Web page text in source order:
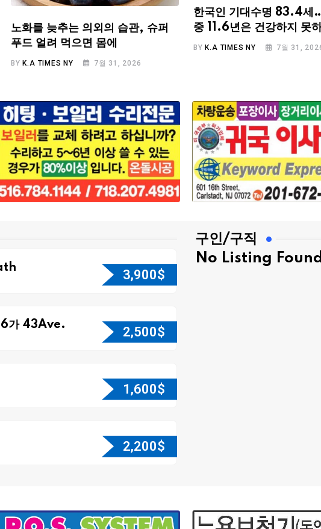
한국인 기대수명 83.4세
중 11.6년은 건강하지 못
BY K.A TIMES NY 7월 31,
노화를 늦추는 의외의 습관, 슈퍼
푸드 얼려 먹으면 몸에
BYK.A TIMES NY 7월 31, 2026
3,900$
가 43Ave. 2,500$
1,600$
2,200$
구인/구직
No Listing